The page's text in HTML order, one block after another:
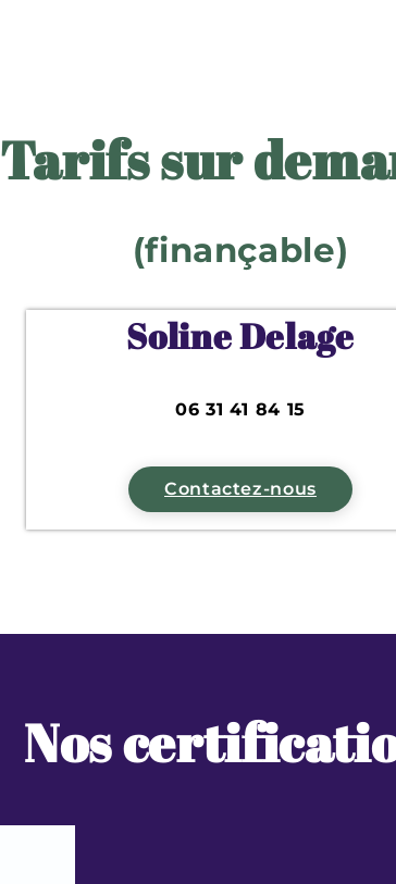
Tarifs sur
(finançable)
Soline Delage
06 31 41 84 15
Contactez-nous
Nos